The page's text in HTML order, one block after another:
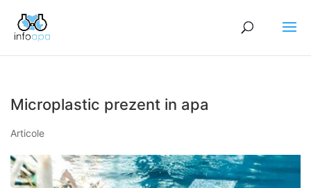
Microplastic prezent in apa
Articole